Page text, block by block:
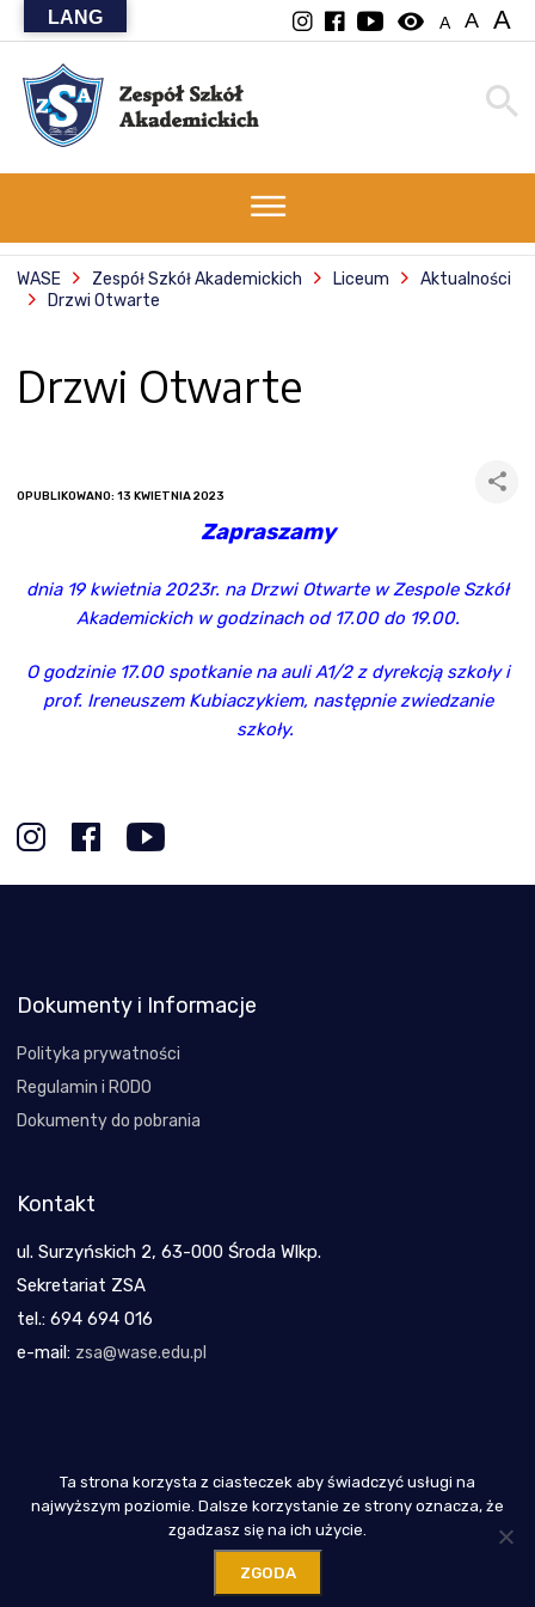
visibility A A A
WASE Zespół Szkół Akademickich Liceum
Aktualności
Drzwi Otwarte
Drzwi Otwarte
OPUBLIKOWANO: 13 KWIETNIA 2023
Zapraszamy
dnia 19 kwietnia 2023r. na Drzwi Otwarte w Zespole Szkół
Akademickich w godzinach od 17.00 do 19.00.
O godzinie 17.00 spotkanie na auli A1/2 z dyrekcją szkoły i
prof. Ireneuszem Kubiaczykiem, następnie zwiedzanie
szkoły.
Dokumenty i Informacje
Polityka prywatności
Regulamin i RODO
Dokumenty do pobrania
Kontakt
ul. Surzyńskich 2, 63-000 Środa Wlkp.
Sekretariat ZSA
tel.: 694 694 016
e-mail: zsa@wase.edu.pl
Copyright 2021
LANG
Ta strona korzysta z ciasteczek aby świadczyć usługi na
najwyższym poziomie. Dalsze korzystanie ze strony oznacza, że
zgadzasz się na ich użycie.
ZGODA